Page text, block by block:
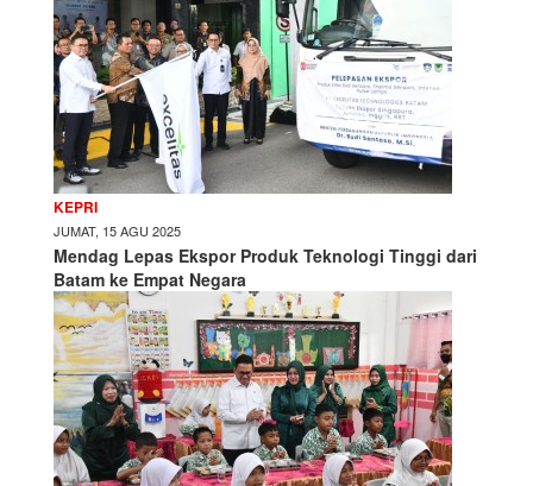
KEPRI
JUMAT, 15 AGU 2025
Mendag Lepas Ekspor Produk Teknologi Tinggi dari
Batam ke Empat Negara